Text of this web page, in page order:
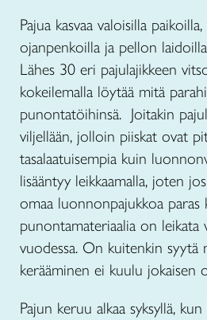
Pajua kasvaa valoisilla
ojanpenkoilla ja pellon
Lähes 30 eri pajulajikkeen
kokeilemalla löytää mitä
punontatöihinsä. Joitakin
viljellään, jolloin piiskat ovat
tasalaatuisempia kuin
lisääntyy leikkaamalla, joten
omaa luonnonpajukkoa paras
punontamateriaalia on leikata
vuodessa. On kuitenkin syytä
kerääminen ei kuulu jokaisen
Pajun keruu alkaa syksyllä,